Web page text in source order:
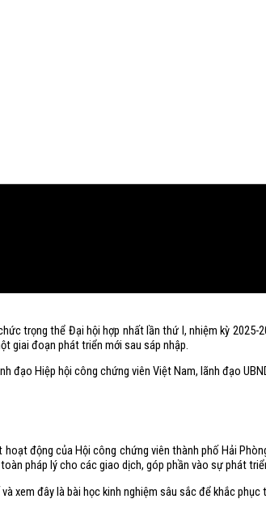
trọng thể Đại hội hợp nhất lần thứ I, nhiệm kỳ
giai đoạn phát triển mới sau sáp nhập.
đạo Hiệp hội công chứng viên Việt Nam, lãnh đạo
động của Hội công chứng viên thành phố Hải
pháp lý cho các giao dịch, góp phần vào sự phát
xem đây là bài học kinh nghiệm sâu sắc để khắc phục